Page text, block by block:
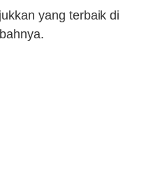
yang terbaik di